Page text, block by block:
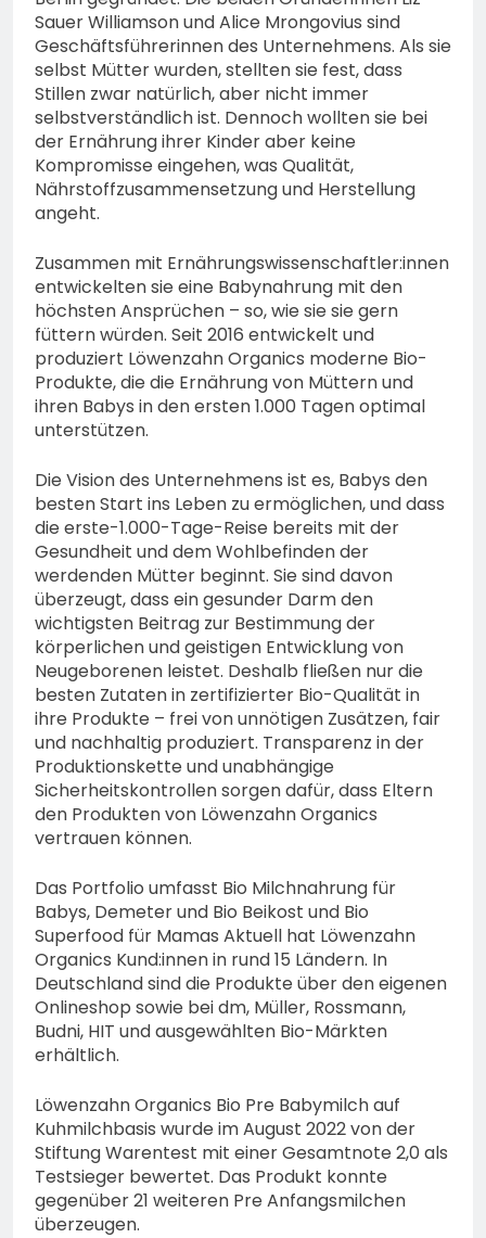
Sauer Williamson und Alice Mrongovius sind
Geschäftsführerinnen des Unternehmens. Als sie
selbst Mütter wurden, stellten sie fest, dass
Stillen zwar natürlich, aber nicht immer
selbstverständlich ist. Dennoch wollten sie bei
der Ernährung ihrer Kinder aber keine
Kompromisse eingehen, was Qualität,
Nährstoffzusammensetzung und Herstellung
angeht.
Zusammen mit Ernährungswissenschaftler:innen
entwickelten sie eine Babynahrung mit den
höchsten Ansprüchen – so, wie sie sie gern
füttern würden. Seit 2016 entwickelt und
produziert Löwenzahn Organics moderne Bio-
Produkte, die die Ernährung von Müttern und
ihren Babys in den ersten 1.000 Tagen optimal
unterstützen.
Die Vision des Unternehmens ist es, Babys den
besten Start ins Leben zu ermöglichen, und dass
die erste-1.000-Tage-Reise bereits mit der
Gesundheit und dem Wohlbefinden der
werdenden Mütter beginnt. Sie sind davon
überzeugt, dass ein gesunder Darm den
wichtigsten Beitrag zur Bestimmung der
körperlichen und geistigen Entwicklung von
Neugeborenen leistet. Deshalb fließen nur die
besten Zutaten in zertifizierter Bio-Qualität in
ihre Produkte – frei von unnötigen Zusätzen, fair
und nachhaltig produziert. Transparenz in der
Produktionskette und unabhängige
Sicherheitskontrollen sorgen dafür, dass Eltern
den Produkten von Löwenzahn Organics
vertrauen können.
Das Portfolio umfasst Bio Milchnahrung für
Babys, Demeter und Bio Beikost und Bio
Superfood für Mamas Aktuell hat Löwenzahn
Organics Kund:innen in rund 15 Ländern. In
Deutschland sind die Produkte über den eigenen
Onlineshop sowie bei dm, Müller, Rossmann,
Budni, HIT und ausgewählten Bio-Märkten
erhältlich.
Löwenzahn Organics Bio Pre Babymilch auf
Kuhmilchbasis wurde im August 2022 von der
Stiftung Warentest mit einer Gesamtnote 2,0 als
Testsieger bewertet. Das Produkt konnte
gegenüber 21 weiteren Pre Anfangsmilchen
überzeugen.